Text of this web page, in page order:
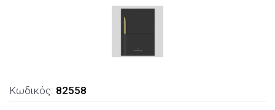
Κωδικός: 82558